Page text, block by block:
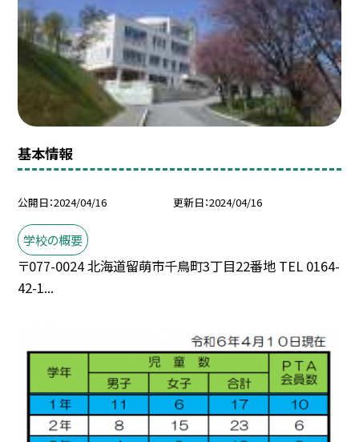
基本情報
公開日 2024/04/16 更新日 2024/04/16
学校の概要
〒077-0024 北海道留萌市千鳥町3丁目22番地 TEL 0164-
42-1...